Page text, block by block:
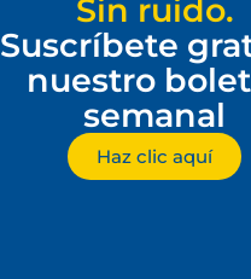
Sin ruido.
Suscríbete
nuestro
semanal
Haz clic aquí